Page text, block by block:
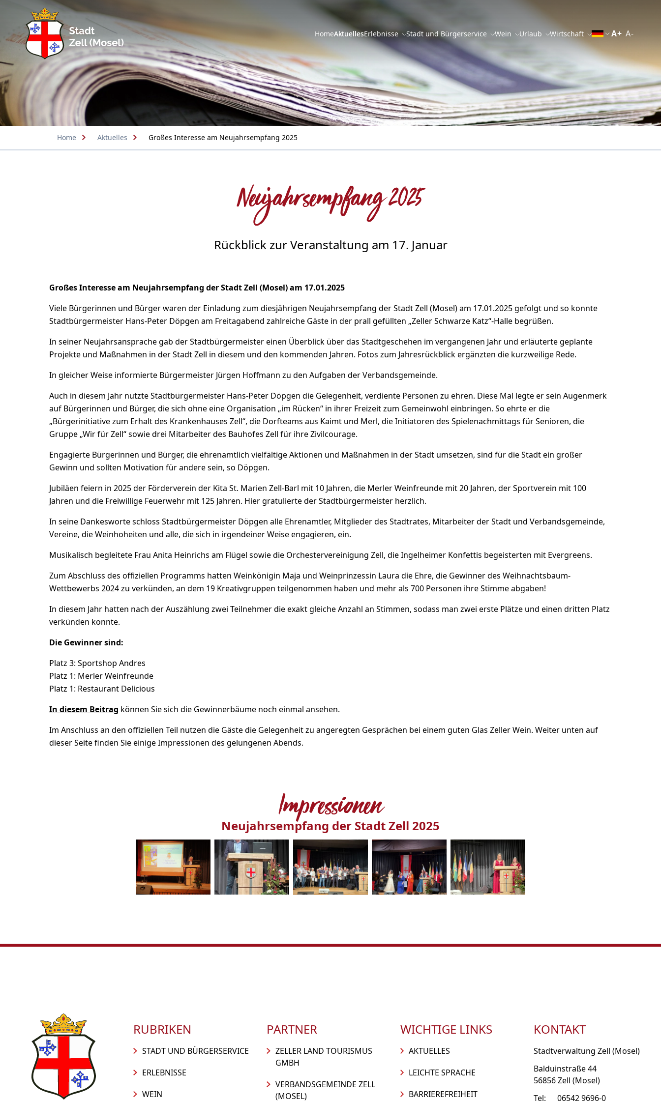
HomeAktuellesErlebnisse Stadt und Bürgerservice Wein Urlaub Wirtschaft A+ A-
Home Aktuelles Großes Interesse am Neujahrsempfang 2025
Neujahrsempfang 2025
Rückblick zur Veranstaltung am 17. Januar
Großes Interesse am Neujahrsempfang der Stadt Zell (Mosel) am 17.01.2025
Viele Bürgerinnen und Bürger waren der Einladung zum diesjährigen Neujahrsempfang der Stadt Zell (Mosel) am 17.01.2025 gefolgt und so konnte
Stadtbürgermeister Hans-Peter Döpgen am Freitagabend zahlreiche Gäste in der prall gefüllten „Zeller Schwarze Katz“-Halle begrüßen.
In seiner Neujahrsansprache gab der Stadtbürgermeister einen Überblick über das Stadtgeschehen im vergangenen Jahr und erläuterte geplante
Projekte und Maßnahmen in der Stadt Zell in diesem und den kommenden Jahren. Fotos zum Jahresrückblick ergänzten die kurzweilige Rede.
In gleicher Weise informierte Bürgermeister Jürgen Hoffmann zu den Aufgaben der Verbandsgemeinde.
Auch in diesem Jahr nutzte Stadtbürgermeister Hans-Peter Döpgen die Gelegenheit, verdiente Personen zu ehren. Diese Mal legte er sein Augenmerk
auf Bürgerinnen und Bürger, die sich ohne eine Organisation „im Rücken“ in ihrer Freizeit zum Gemeinwohl einbringen. So ehrte er die
„Bürgerinitiative zum Erhalt des Krankenhauses Zell“, die Dorfteams aus Kaimt und Merl, die Initiatoren des Spielenachmittags für Senioren, die
Gruppe „Wir für Zell“ sowie drei Mitarbeiter des Bauhofes Zell für ihre Zivilcourage.
Engagierte Bürgerinnen und Bürger, die ehrenamtlich vielfältige Aktionen und Maßnahmen in der Stadt umsetzen, sind für die Stadt ein großer
Gewinn und sollten Motivation für andere sein, so Döpgen.
Jubiläen feiern in 2025 der Förderverein der Kita St. Marien Zell-Barl mit 10 Jahren, die Merler Weinfreunde mit 20 Jahren, der Sportverein mit 100
Jahren und die Freiwillige Feuerwehr mit 125 Jahren. Hier gratulierte der Stadtbürgermeister herzlich.
In seine Dankesworte schloss Stadtbürgermeister Döpgen alle Ehrenamtler, Mitglieder des Stadtrates, Mitarbeiter der Stadt und Verbandsgemeinde,
Vereine, die Weinhoheiten und alle, die sich in irgendeiner Weise engagieren, ein.
Musikalisch begleitete Frau Anita Heinrichs am Flügel sowie die Orchestervereinigung Zell, die Ingelheimer Konfettis begeisterten mit Evergreens.
Zum Abschluss des offiziellen Programms hatten Weinkönigin Maja und Weinprinzessin Laura die Ehre, die Gewinner des Weihnachtsbaum-
Wettbewerbs 2024 zu verkünden, an dem 19 Kreativgruppen teilgenommen haben und mehr als 700 Personen ihre Stimme abgaben!
In diesem Jahr hatten nach der Auszählung zwei Teilnehmer die exakt gleiche Anzahl an Stimmen, sodass man zwei erste Plätze und einen dritten Platz
verkünden konnte.
Die Gewinner sind:
Platz 3: Sportshop Andres
Platz 1: Merler Weinfreunde
Platz 1: Restaurant Delicious
In diesem Beitrag können Sie sich die Gewinnerbäume noch einmal ansehen.
Im Anschluss an den offiziellen Teil nutzen die Gäste die Gelegenheit zu angeregten Gesprächen bei einem guten Glas Zeller Wein. Weiter unten auf
dieser Seite finden Sie einige Impressionen des gelungenen Abends.
Impressionen
Neujahrsempfang der Stadt Zell 2025
RUBRIKEN
STADT UND BÜRGERSERVICE
ERLEBNISSE
WEIN
PARTNER
ZELLER LAND TOURISMUS
GMBH
VERBANDSGEMEINDE ZELL
(MOSEL)
WICHTIGE LINKS
AKTUELLES
LEICHTE SPRACHE
BARRIEREFREIHEIT
KONTAKT
Stadtverwaltung Zell (Mosel)
Balduinstraße 44
56856 Zell (Mosel)
Tel:
06542 9696-0